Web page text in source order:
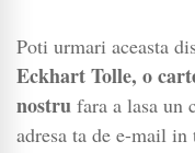
Poti urmari aceasta
Eckhart Tolle, o
nostru fara a lasa un
adresa ta de e-mail